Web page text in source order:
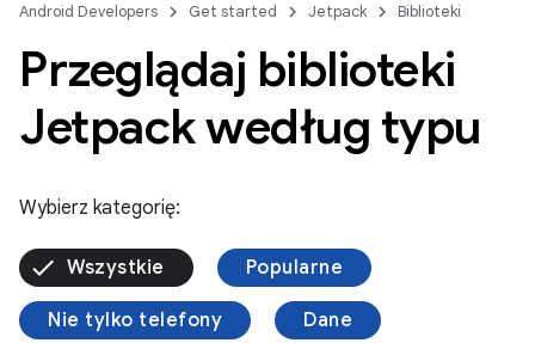
Android Developers Get started Jetpack Biblioteki
Przeglądaj biblioteki
Jetpack według typu
Wybierz kategorię:
Wszystkie Popularne
Nie tylko telefony Dane